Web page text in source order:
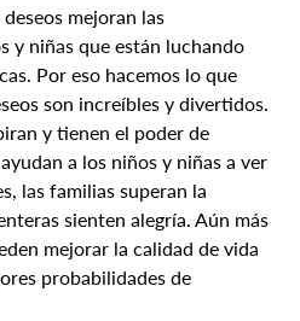
mejoran las
y niñas que están luchando
Por eso hacemos lo que
son increíbles y divertidos.
y tienen el poder de
a los niños y niñas a ver
las familias superan la
sienten alegría. Aún más
mejorar la calidad de vida
probabilidades de